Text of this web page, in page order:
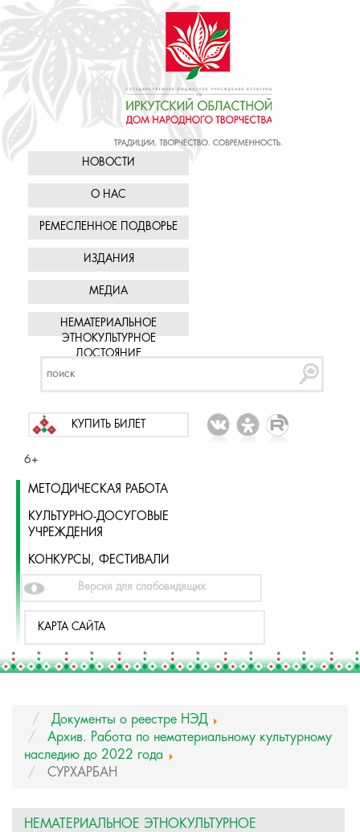
НОВОСТИ
О НАС
РЕМЕСЛЕННОЕ ПОДВОРЬЕ
ИЗДАНИЯ
МЕДИА
НЕМАТЕРИАЛЬНОЕ
ЭТНОКУЛЬТУРНОЕ
ДОСТОЯНИЕ
КУПИТЬ БИЛЕТ
6+
МЕТОДИЧЕСКАЯ РАБОТА
КУЛЬТУРНО-ДОСУГОВЫЕ
УЧРЕЖДЕНИЯ
КОНКУРСЫ, ФЕСТИВАЛИ
Версия для слабовидящих
КАРТА САЙТА
Документы о реестре НЭД
Архив. Работа по нематериальному культурному
наследию до 2022 года
СУРХАРБАН
НЕМАТЕРИАЛЬНОЕ ЭТНОКУЛЬТУРНОЕ